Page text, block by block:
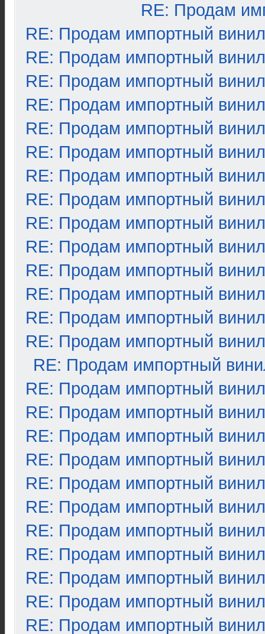
RE: Продам
RE: Продам импортный винил
RE: Продам импортный винил
RE: Продам импортный винил
RE: Продам импортный винил
RE: Продам импортный винил
RE: Продам импортный винил
RE: Продам импортный винил
RE: Продам импортный винил
RE: Продам импортный винил
RE: Продам импортный винил
RE: Продам импортный винил
RE: Продам импортный винил
RE: Продам импортный винил
RE: Продам импортный винил
RE: Продам импортный
RE: Продам импортный винил
RE: Продам импортный винил
RE: Продам импортный винил
RE: Продам импортный винил
RE: Продам импортный винил
RE: Продам импортный винил
RE: Продам импортный винил
RE: Продам импортный винил
RE: Продам импортный винил
RE: Продам импортный винил
RE: Продам импортный винил